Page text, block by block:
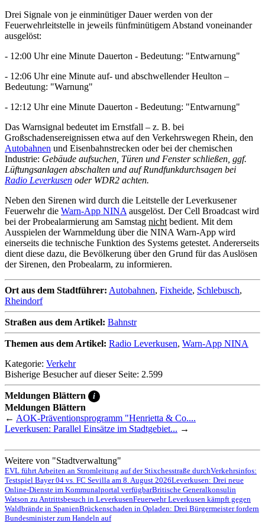
Drei Signale von je einminütiger Dauer werden von der
Feuerwehrleitstelle in jeweils fünfminütigem Abstand voneinander
ausgelöst:
- 12:00 Uhr eine Minute Dauerton - Bedeutung: "Entwarnung"
- 12:06 Uhr eine Minute auf- und abschwellender Heulton –
Bedeutung: "Warnung"
- 12:12 Uhr eine Minute Dauerton - Bedeutung: "Entwarnung"
Das Warnsignal bedeutet im Ernstfall – z. B. bei
Großschadensereignissen etwa auf den Verkehrswegen Rhein, den
Autobahnen und Eisenbahnstrecken oder bei der chemischen
Industrie: Gebäude aufsuchen, Türen und Fenster schließen, ggf.
Lüftungsanlagen abschalten und auf Rundfunkdurchsagen bei
Radio Leverkusen oder WDR2 achten.
Neben den Sirenen wird durch die Leitstelle der Leverkusener
Feuerwehr die Warn-App NINA ausgelöst. Der Cell Broadcast wird
bei der Probealarmierung am Samstag nicht bedient. Mit dem
Ausspielen der Warnmeldung über die NINA Warn-App wird
einerseits die technische Funktion des Systems getestet. Andererseits
dient diese dazu, die Bevölkerung über den Grund für das Auslösen
der Sirenen, den Probealarm, zu informieren.
Ort aus dem Stadtführer: Autobahnen, Fixheide, Schlebusch,
Rheindorf
Straßen aus dem Artikel: Bahnstr
Themen aus dem Artikel: Radio Leverkusen, Warn-App NINA
Kategorie: Verkehr
Bisherige Besucher auf dieser Seite: 2.599
Meldungen Blättern i
Meldungen Blättern
← AOK-Präventionsprogramm "Henrietta & Co....
Leverkusen: Parallel Einsätze im Stadtgebiet... →
Weitere von "Stadtverwaltung"
EVL führt Arbeiten an Stromleitung auf der Stixchesstraße durchVerkehrsinfos:
Testspiel Bayer 04 vs. FC Sevilla am 8. August 2026Leverkusen: Drei neue
Online-Dienste im Kommunalportal verfügbarBritische Generalkonsulin
Watson zu Antrittsbesuch in LeverkusenFeuerwehr Leverkusen kämpft gegen
Waldbrände in SpanienBrückenschaden in Opladen: Drei Bürgermeister fordern
Bundesminister zum Handeln auf